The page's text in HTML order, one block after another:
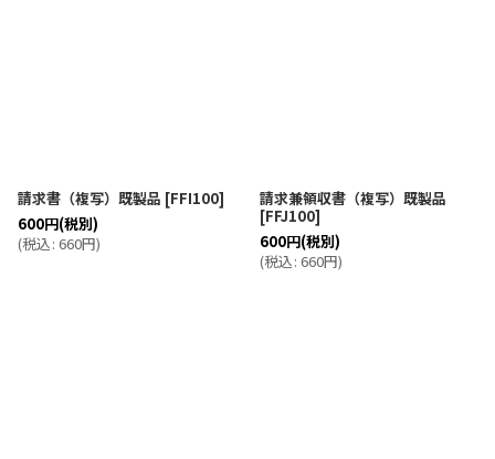
請求書（複写）既製品 [FFI100]
600円(税別)
(税込: 660円)
請求兼領収書（複写）既製品
[FFJ100]
600円(税別)
(税込: 660円)